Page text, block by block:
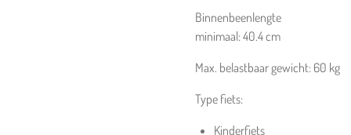
Binnenbeenlengte
minimaal:40.4cm
Max. belastbaar gewicht: 60 kg
Type fiets:
Kinderfiets